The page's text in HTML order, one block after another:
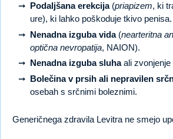
Podaljšana erekcija(priapizem, ki
ure), ki lahko poškoduje tkivo penisa.
Nenadna izguba vida(nearteritna
optična nevropatija, NAION).
Nenadna izguba sluhaali zvonjenje
Bolečina v prsih ali nepravilen
osebah s srčnimi boleznimi.
Generičnega zdravila Levitra ne smejo